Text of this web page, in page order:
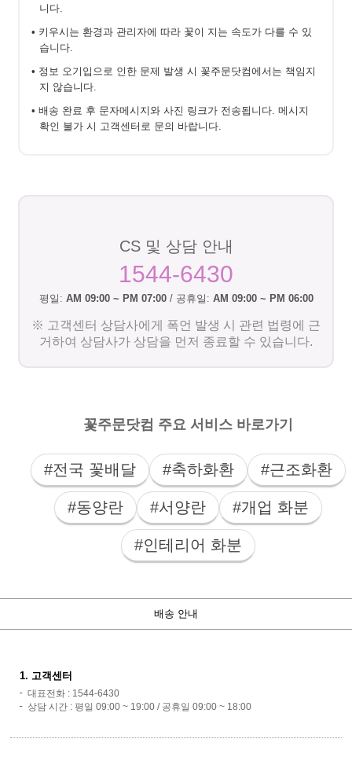
니다.
• 키우시는 환경과 관리자에 따라 꽃이 지는 속도가 다를 수 있
습니다.
• 정보 오기입으로 인한 문제 발생 시 꽃주문닷컴에서는 책임지
지 않습니다.
• 배송 완료 후 문자메시지와 사진 링크가 전송됩니다. 메시지
확인 불가 시 고객센터로 문의 바랍니다.
CS 및 상담 안내
1544-6430
평일: AM 09:00 ~ PM 07:00 / 공휴일: AM 09:00 ~ PM 06:00
※ 고객센터 상담사에게 폭언 발생 시 관련 법령에 근
거하여 상담사가 상담을 먼저 종료할 수 있습니다.
꽃주문닷컴 주요 서비스 바로가기
#전국 꽃배달 #축하화환 #근조화환
#동양란 #서양란 #개업 화분
#인테리어 화분
배송 안내
1. 고객센터
대표전화 : 1544-6430
상담 시간 : 평일 09:00 ~ 19:00 / 공휴일 09:00 ~ 18:00